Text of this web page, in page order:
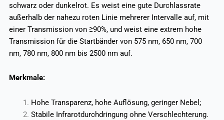
schwarz oder dunkelrot. Es weist eine gute Durchlassrate
außerhalb der nahezu roten Linie mehrerer Intervalle auf, mit
einer Transmission von ≥90%, und weist eine extrem hohe
Transmission für die Startbänder von 575 nm, 650 nm, 700
nm, 780 nm, 800 nm ​​bis 2500 nm auf.
Merkmale:
Hohe Transparenz, hohe Auflösung, geringer Nebel;
Stabile Infrarotdurchdringung ohne Verschlechterung.